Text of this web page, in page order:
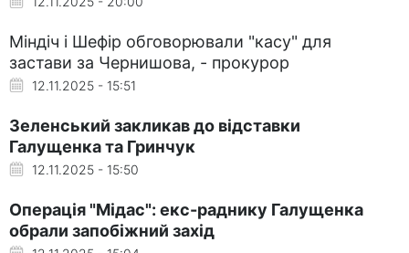
Міндіч і Шефір обговорювали "касу" для
застави за Чернишова, - прокурор
12.11.2025 - 15:51
Зеленський закликав до відставки
Галущенка та Гринчук
12.11.2025 - 15:50
Операція "Мідас": екс-раднику Галущенка
обрали запобіжний захід